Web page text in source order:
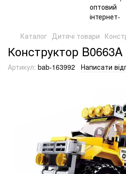
Каталог Дитячі товари
Конструктор
Артикул: bab-163992 Написати